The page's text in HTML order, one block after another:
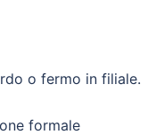
o fermo in filiale.
formale